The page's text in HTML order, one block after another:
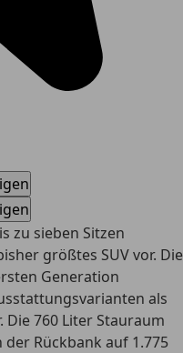
zu sieben Sitzen
größtes SUV vor. Die
Generation
als
760 Liter Stauraum
Rückbank auf 1.775